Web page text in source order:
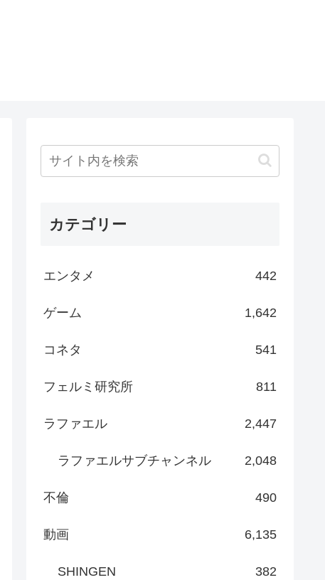
カテゴリー
エンタメ 442
ゲーム 1,642
コネタ 541
フェルミ研究所 811
ラファエル 2,447
ラファエルサブチャンネル 2,048
不倫 490
動画 6,135
SHINGEN 382